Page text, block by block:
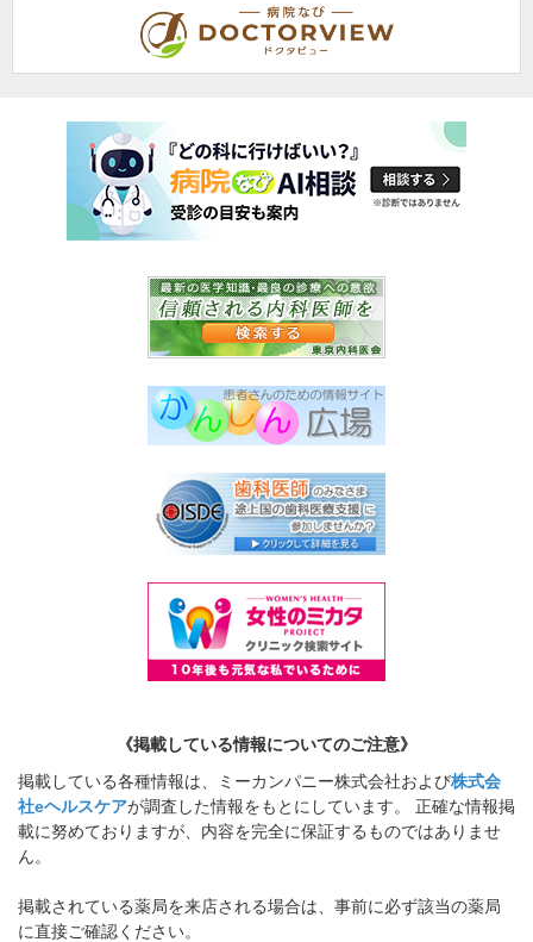
《掲載している情報についてのご注意》
掲載している各種情報は、ミーカンパニー株式会社および株式会
社eヘルスケアが調査した情報をもとにしています。 正確な情報掲
載に努めておりますが、内容を完全に保証するものではありませ
ん。
掲載されている薬局を来店される場合は、事前に必ず該当の薬局
に直接ご確認ください。